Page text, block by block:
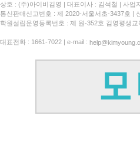
상호 : (주)아이비김영 대표이사 : 김석철 사업
통신판매신고번호 : 제 2020-서울서초-3437호
학원설립운영등록번호 : 제 원-352호 김영평생
대표전화 : 1661-7022 | e-mail :